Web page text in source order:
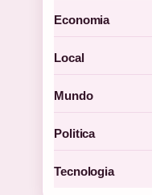
Economia
Local
Mundo
Politica
Tecnologia